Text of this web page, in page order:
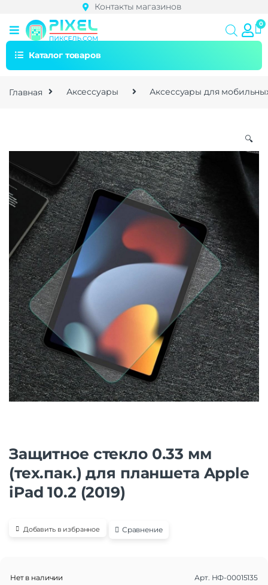
Контакты магазинов
Каталог товаров
Главная Аксессуары Аксессуары для
🔍
Защитное стекло 0.33 мм
(тех.пак.) для планшета Apple
iPad 10.2 (2019)
Добавить в избранное Сравнение
Нет в наличии Арт. НФ-00015135